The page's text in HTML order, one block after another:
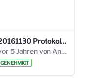
20161130 Protokoll 18. Steuerungskreis.pdf
vor 5 Jahren von Anni Schlumberger
GENEHMIGT